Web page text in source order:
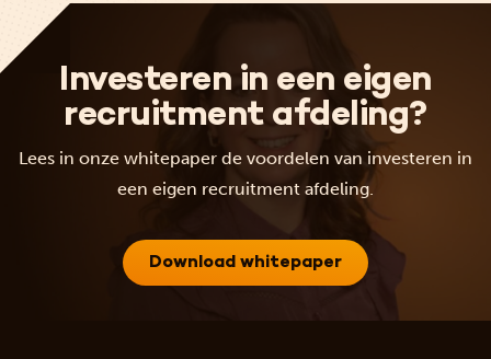
Investeren in een eigen
recruitment afdeling?
Lees in onze whitepaper de voordelen van investeren in
een eigen recruitment afdeling.
Download whitepaper